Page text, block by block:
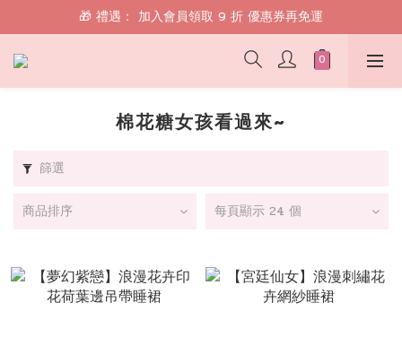
🎁 禮遇： 加入會員領取 9 折 優惠券再免運
🎁 禮遇： 加入會員領取 9 折 優惠券再免運
📱 綁定 LINE 好友，現領 $100 購物金！
🎁 禮遇： 加入會員領取 9 折 優惠券再免運
棉花糖女孩看過來~
篩選
商品排序 每頁顯示 24 個